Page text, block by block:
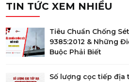
TIN TỨC XEM NHIỀU
Tiêu Chuẩn Chống
9385:2012 & Những
Buộc Phải Biết
Số lượng cọc tiếp